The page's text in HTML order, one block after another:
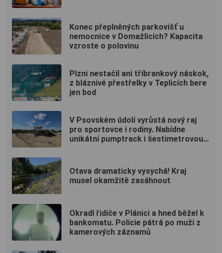
Konec přeplněných parkovišť u
nemocnice v Domažlicích? Kapacita
vzroste o polovinu
Plzni nestačil ani tříbrankový náskok,
z bláznivé přestřelky v Teplicích bere
jen bod
V Psovském údolí vyrůstá nový raj
pro sportovce i rodiny. Nabídne
unikátní pumptrack i šestimetrovou
Otava dramaticky vysychá! Kraj
musel okamžitě zasáhnout
Okradl řidiče v Plánici a hned běžel k
bankomatu. Policie pátrá po muži z
kamerových záznamů